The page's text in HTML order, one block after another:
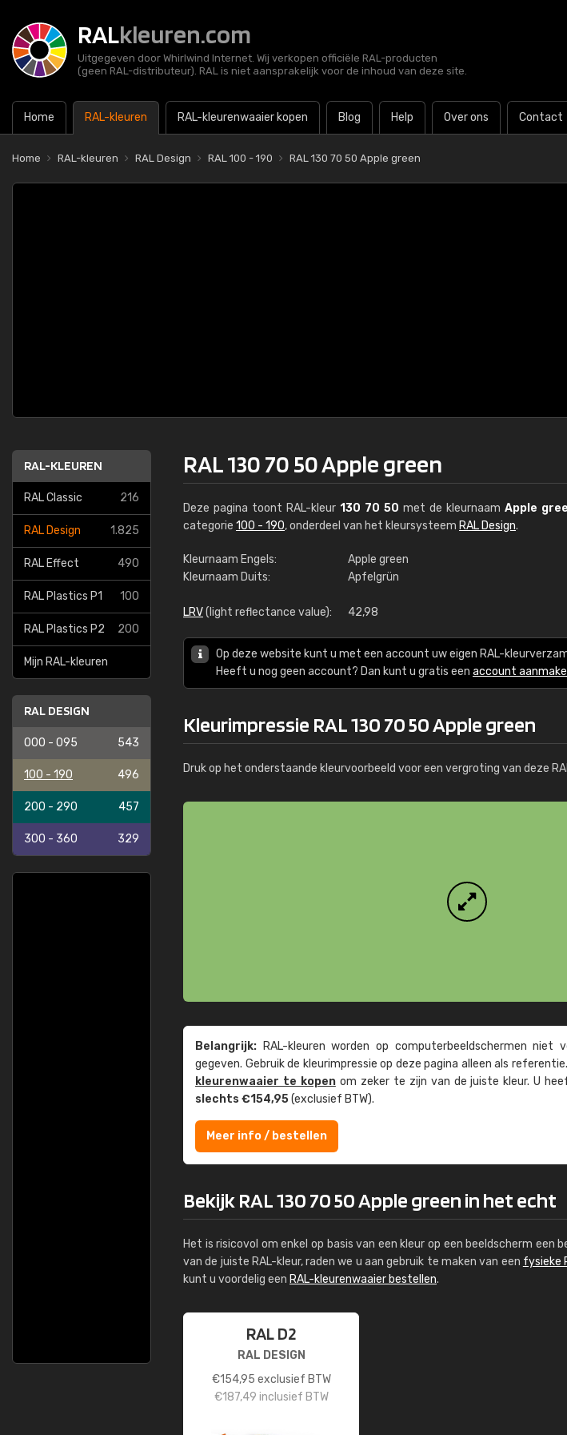
RALkleuren.com
Uitgegeven door Whirlwind Internet. Wij verkopen officiële RAL-producten
(geen RAL-distributeur). RAL is niet aansprakelijk voor de inhoud van deze site.
Home RAL-kleuren RAL-kleurenwaaier kopen Blog Help Over ons Contact
Home RAL-kleuren RAL Design RAL 100 - 190 RAL 130 70 50 Apple green
RAL-KLEUREN
RAL Classic 216
RAL Design 1.825
RAL Effect 490
RAL Plastics P1 100
RAL Plastics P2 200
Mijn RAL-kleuren
RAL DESIGN
000 - 095 543
100 - 190 496
200 - 290 457
300 - 360 329
RAL 130 70 50 Apple green
Deze pagina toont RAL-kleur 130 70 50 met de kleurnaam Apple
categorie 100 - 190, onderdeel van het kleursysteem RAL Design.
Kleurnaam Engels:
Apple green
Kleurnaam Duits:
Apfelgrün
LRV(light reflectance value): 42,98
Op deze website kunt u met een account uw eigen RAL-
Heeft u nog geen account? Dan kunt u gratis een account
Kleurimpressie RAL 130 70 50 Apple green
Druk op het onderstaande kleurvoorbeeld voor een vergroting van deze
Belangrijk: RAL-kleuren worden op computer­beeld­schermen niet
gegeven. Gebruik de kleur­impressie op deze pagina alleen als
kleuren­waaier te kopenom zeker te zijn van de juiste kleur. U
slechts €154,95(exclusief BTW).
Meer info / bestellen
Bekijk RAL 130 70 50 Apple green in het echt
Het is risicovol om enkel op basis van een kleur op een beeldscherm een
van de juiste RAL-kleur, raden we u aan gebruik te maken van een fysieke
kunt u voordelig een RAL-kleurenwaaier bestellen.
RAL D2
RAL DESIGN
€154,95 exclusief BTW
€187,49 inclusief BTW